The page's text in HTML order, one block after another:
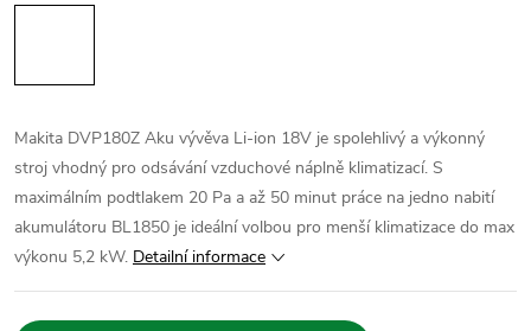
Makita DVP180Z Aku vývěva Li-ion 18V je spolehlivý a výkonný
stroj vhodný pro odsávání vzduchové náplně klimatizací. S
maximálním podtlakem 20 Pa a až 50 minut práce na jedno nabití
akumulátoru BL1850 je ideální volbou pro menší klimatizace do max
výkonu 5,2 kW. Detailní informace